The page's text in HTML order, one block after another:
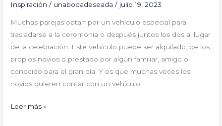
Inspiración / unabodadeseada/ julio 19, 2023
Muchas parejas optan por un vehículo especial para
trasladarse a la ceremonia o después juntos los dos al lugar
de la celebración. Este vehículo puede ser alquilado, de los
propios novios o prestado por algún familiar, amigo o
conocido para el gran día. Y es que muchas veces los
novios quieren contar con un vehículo
Leer más »